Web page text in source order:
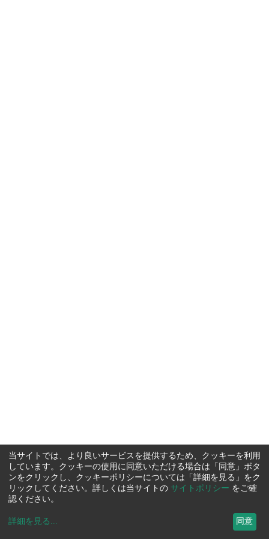
当サイトでは、より良いサービスを提供するため、クッキーを利用
しています。クッキーの使用に同意いただける場合は「同意」ボタ
ンをクリックし、クッキーポリシーについては「詳細を見る」をク
リックしてください。詳しくは当サイトの サイトポリシー をご確
認ください。
詳細を見る ... 同意